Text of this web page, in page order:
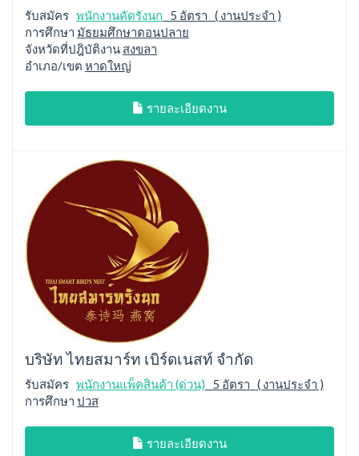
รับสมัคร พนักงานคัดรังนก 5 อัตรา ( งานประจำ )
การศึกษา มัธยมศึกษาตอนปลาย
จังหวัดที่ปฎิบัติงาน สงขลา
อำเภอ/เขต หาดใหญ่
รายละเอียดงาน
บริษัท ไทยสมาร์ท เบิร์ดเนสท์ จำกัด
รับสมัคร พนักงานแพ็คสินค้า (ด่วน) 5 อัตรา ( งานประจำ )
การศึกษา ปวส
รายละเอียดงาน